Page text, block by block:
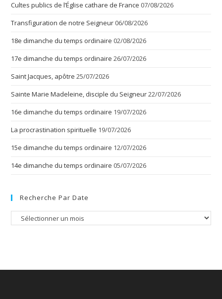
Cultes publics de l’Église cathare de France 07/08/2026
Transfiguration de notre Seigneur 06/08/2026
18e dimanche du temps ordinaire 02/08/2026
17e dimanche du temps ordinaire 26/07/2026
Saint Jacques, apôtre 25/07/2026
Sainte Marie Madeleine, disciple du Seigneur22/07/2026
16e dimanche du temps ordinaire 19/07/2026
La procrastination spirituelle 19/07/2026
15e dimanche du temps ordinaire 12/07/2026
14e dimanche du temps ordinaire 05/07/2026
Recherche Par Date
Recherche